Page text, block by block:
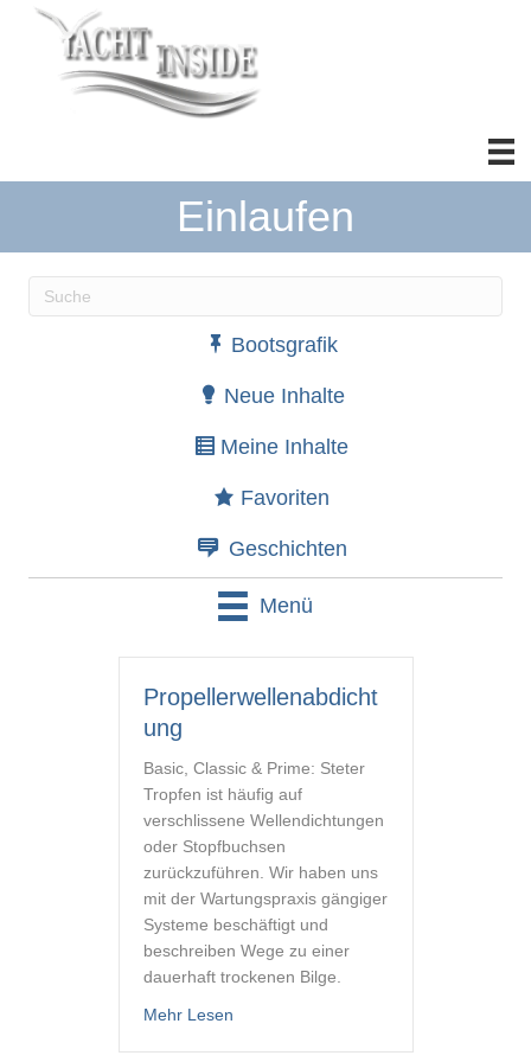
Einlaufen
Wenn die Ergebnisse der automatischen
Bootsgrafik
Neue Inhalte
Meine Inhalte
Favoriten
Geschichten
Menü
Propellerwellenabdicht
ung
Basic, Classic & Prime: Steter
Tropfen ist häufig auf
verschlissene Wellendichtungen
oder Stopfbuchsen
zurückzuführen. Wir haben uns
mit der Wartungspraxis gängiger
Systeme beschäftigt und
beschreiben Wege zu einer
dauerhaft trockenen Bilge.
Mehr Lesenabout Propellerwellenabdichtung